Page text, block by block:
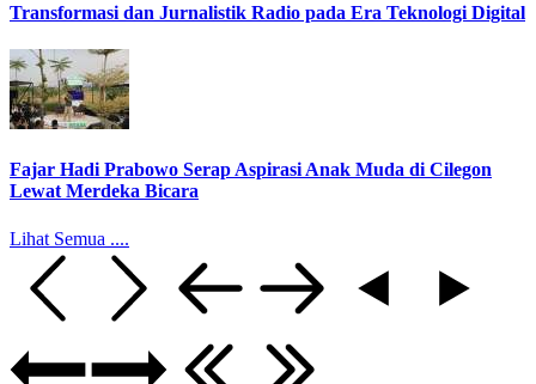
Transformasi dan Jurnalistik Radio pada Era Teknologi Digital
Fajar Hadi Prabowo Serap Aspirasi Anak Muda di Cilegon
Lewat Merdeka Bicara
Lihat Semua ....